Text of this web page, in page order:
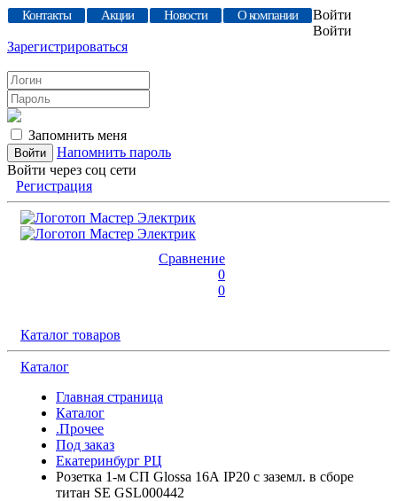
Контакты Акции Новости О компании
Войти
Войти
Зарегистрироваться
Запомнить меня
Напомнить пароль
Войти через соц сети
Регистрация
Сравнение
0
0
Каталог товаров
Каталог
Главная страница
Каталог
.Прочее
Под заказ
Екатеринбург РЦ
Розетка 1-м СП Glossa 16А IP20 с заземл. в сборе
титан SE GSL000442